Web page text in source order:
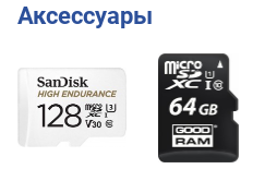
Аксессуары